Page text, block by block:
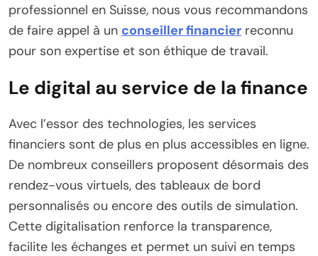
professionnel en Suisse, nous vous recommandons
de faire appel à un conseiller financier reconnu
pour son expertise et son éthique de travail.
Le digital au service de la finance
Avec l’essor des technologies, les services
financiers sont de plus en plus accessibles en ligne.
De nombreux conseillers proposent désormais des
rendez-vous virtuels, des tableaux de bord
personnalisés ou encore des outils de simulation.
Cette digitalisation renforce la transparence,
facilite les échanges et permet un suivi en temps